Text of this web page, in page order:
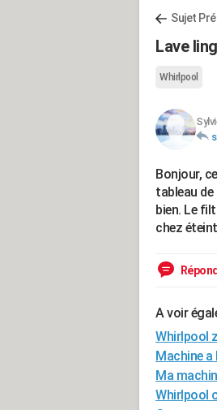
Sujet
Lave
Whirlpool
Bonjour,
tableau
bien. Le
chez
A voir
Whirlpool
Machine a
Ma
Whirlpool